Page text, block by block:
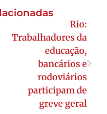
Rio:
Trabalhadores da
educação,
bancários e
rodoviários
participam de
greve geral